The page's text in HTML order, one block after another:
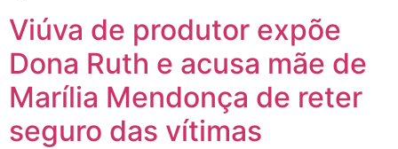
Viúva de produtor expõe
Dona Ruth e acusa mãe de
Marília Mendonça de reter
seguro das vítimas